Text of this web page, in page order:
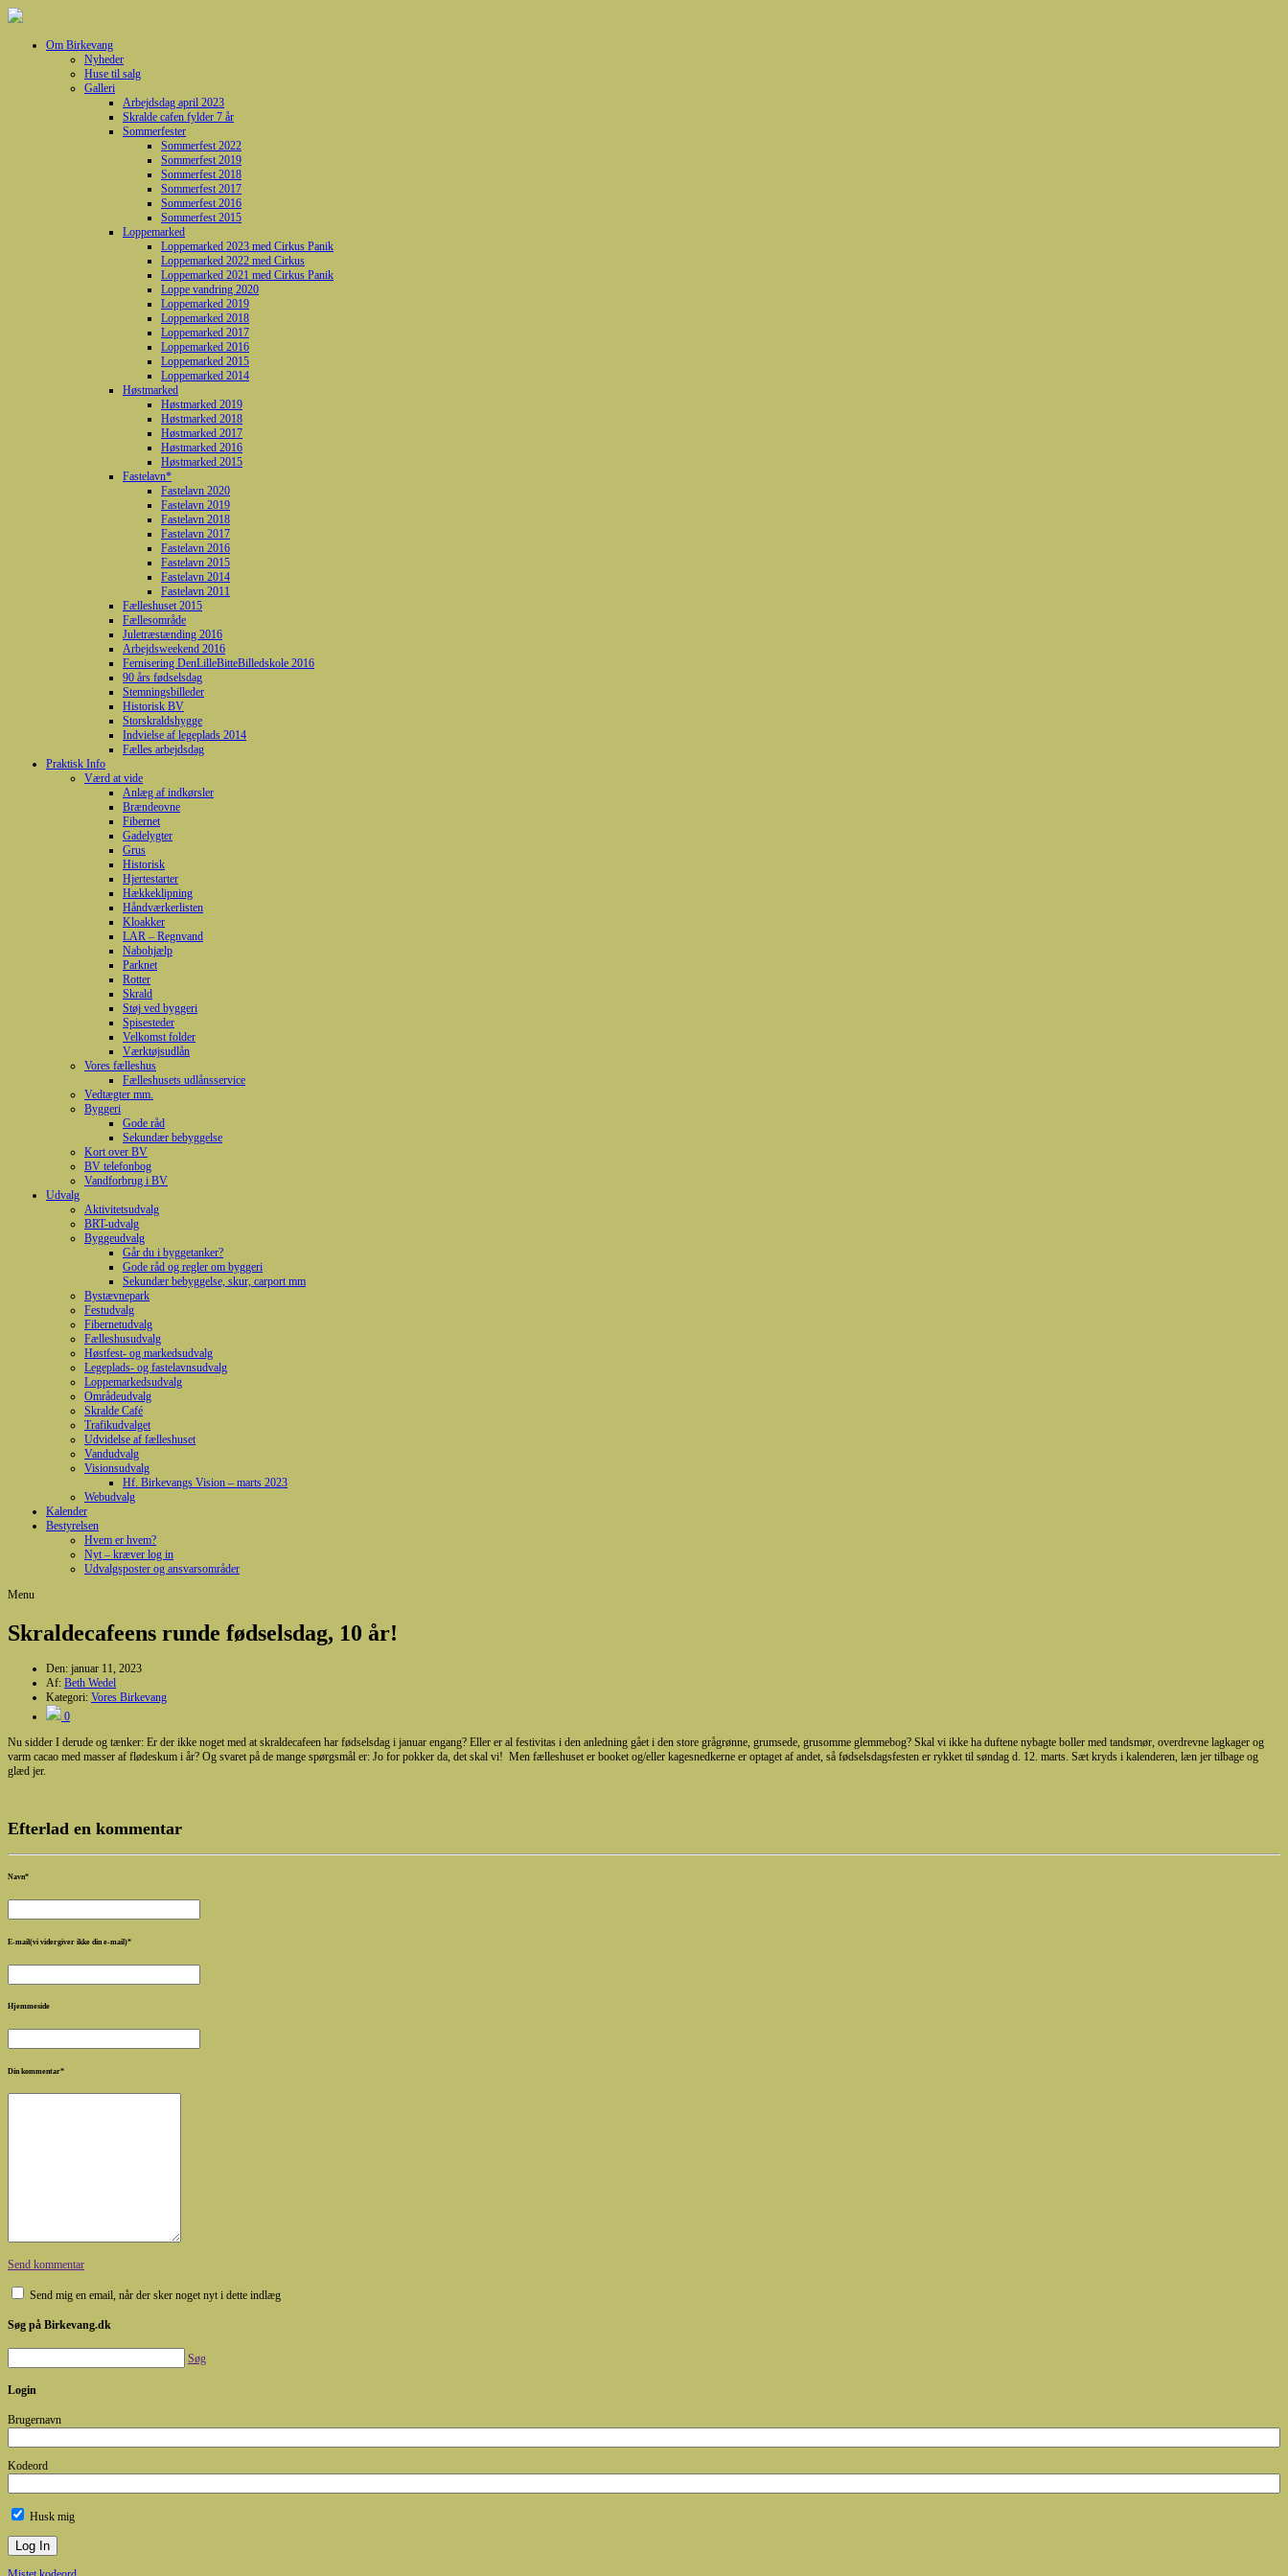
Om Birkevang
Nyheder
Huse til salg
Galleri
Arbejdsdag april 2023
Skralde cafen fylder 7 år
Sommerfester
Sommerfest 2022
Sommerfest 2019
Sommerfest 2018
Sommerfest 2017
Sommerfest 2016
Sommerfest 2015
Loppemarked
Loppemarked 2023 med Cirkus Panik
Loppemarked 2022 med Cirkus
Loppemarked 2021 med Cirkus Panik
Loppe vandring 2020
Loppemarked 2019
Loppemarked 2018
Loppemarked 2017
Loppemarked 2016
Loppemarked 2015
Loppemarked 2014
Høstmarked
Høstmarked 2019
Høstmarked 2018
Høstmarked 2017
Høstmarked 2016
Høstmarked 2015
Fastelavn*
Fastelavn 2020
Fastelavn 2019
Fastelavn 2018
Fastelavn 2017
Fastelavn 2016
Fastelavn 2015
Fastelavn 2014
Fastelavn 2011
Fælleshuset 2015
Fællesområde
Juletræstænding 2016
Arbejdsweekend 2016
Fernisering DenLilleBitteBilledskole 2016
90 års fødselsdag
Stemningsbilleder
Historisk BV
Storskraldshygge
Indvielse af legeplads 2014
Fælles arbejdsdag
Praktisk Info
Værd at vide
Anlæg af indkørsler
Brændeovne
Fibernet
Gadelygter
Grus
Historisk
Hjertestarter
Hækkeklipning
Håndværkerlisten
Kloakker
LAR – Regnvand
Nabohjælp
Parknet
Rotter
Skrald
Støj ved byggeri
Spisesteder
Velkomst folder
Værktøjsudlån
Vores fælleshus
Fælleshusets udlånsservice
Vedtægter mm.
Byggeri
Gode råd
Sekundær bebyggelse
Kort over BV
BV telefonbog
Vandforbrug i BV
Udvalg
Aktivitetsudvalg
BRT-udvalg
Byggeudvalg
Går du i byggetanker?
Gode råd og regler om byggeri
Sekundær bebyggelse, skur, carport mm
Bystævnepark
Festudvalg
Fibernetudvalg
Fælleshusudvalg
Høstfest- og markedsudvalg
Legeplads- og fastelavnsudvalg
Loppemarkedsudvalg
Områdeudvalg
Skralde Café
Trafikudvalget
Udvidelse af fælleshuset
Vandudvalg
Visionsudvalg
Hf. Birkevangs Vision – marts 2023
Webudvalg
Kalender
Bestyrelsen
Hvem er hvem?
Nyt – kræver log in
Udvalgsposter og ansvarsområder
Menu
Skraldecafeens runde fødselsdag, 10 år!
Den: januar 11, 2023
Af: Beth Wedel
Kategori: Vores Birkevang
0
Nu sidder I derude og tænker: Er der ikke noget med at skraldecafeen har fødselsdag i januar engang? Eller er al festivitas i den anledning gået i den store grågrønne, grumsede, grusomme glemmebog? Skal vi ikke ha duftene nybagte boller med tandsmør, overdrevne lagkager og
varm cacao med masser af flødeskum i år? Og svaret på de mange spørgsmål er: Jo for pokker da, det skal vi! Men fælleshuset er booket og/eller kagesnedkerne er optaget af andet, så fødselsdagsfesten er rykket til søndag d. 12. marts. Sæt kryds i kalenderen, læn jer tilbage og
glæd jer.
Efterlad en kommentar
Navn*
E-mail(vi vidergiver ikke din e-mail)*
Hjemmeside
Din kommentar*
Send kommentar
Send mig en email, når der sker noget nyt i dette indlæg
Søg på Birkevang.dk
Søg
Login
Brugernavn
Kodeord
Husk mig